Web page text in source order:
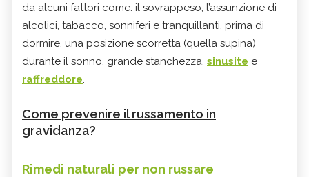
da alcuni fattori come: il sovrappeso, l’assunzione di
alcolici, tabacco, sonniferi e tranquillanti, prima di
dormire, una posizione scorretta (quella supina)
durante il sonno, grande stanchezza, sinusite e
raffreddore.
Come prevenire il russamento in
gravidanza?
Rimedi naturali per non russare